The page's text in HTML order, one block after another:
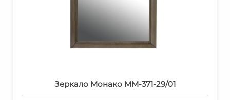
Зеркало Монако ММ-371-29/01